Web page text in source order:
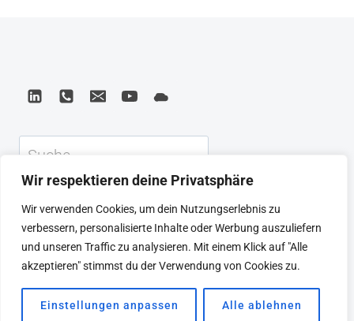
Wir respektieren deine Privatsphäre
Wir verwenden Cookies, um dein Nutzungserlebnis zu
verbessern, personalisierte Inhalte oder Werbung auszuliefern
und unseren Traffic zu analysieren. Mit einem Klick auf "Alle
akzeptieren" stimmst du der Verwendung von Cookies zu.
Einstellungen anpassen Alle ablehnen
Suchen
KEYNOTE BEIRAT
CTRL+ALT+LEAD
MEINE ARTIKEL
BUCHEMPFEHLUNGEN
PODCAST
KONTAKT
SEBASTIAN
IMPRESSUM
DATENSCHUTZERKLÄRUNG
© 2026 SEBASTIAN WINKLER